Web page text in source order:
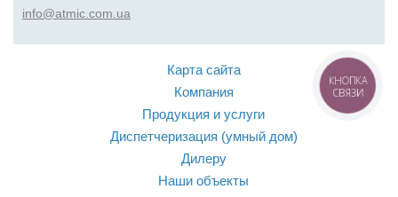
info@atmic.com.ua
Карта сайта
Компания
Продукция и услуги
Диспетчеризация (умный дом)
Дилеру
Наши объекты
КНОПКА
СВЯЗИ